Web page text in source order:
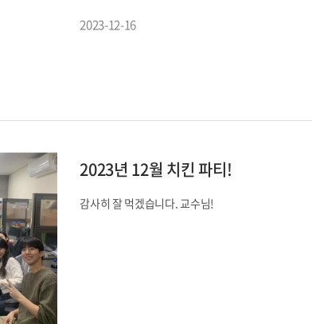
2023-12-16
2023년 12월 치킨 파티!
감사히 잘 먹겠습니다. 교수님!